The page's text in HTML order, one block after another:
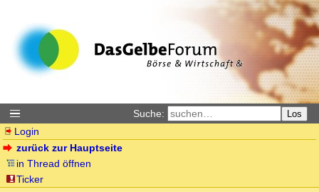
Suche: Los
Login
zurück zur Hauptseite
in Thread öffnen
Ticker